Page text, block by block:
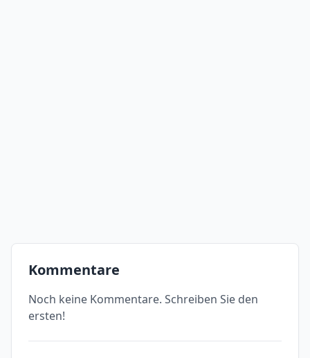
Kommentare
Noch keine Kommentare. Schreiben Sie den
ersten!